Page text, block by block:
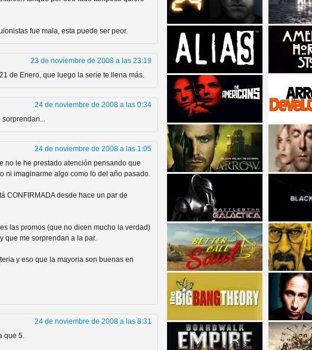
de Series de
cine y
peligro de
fue mala, esta puede ser peor.
23 de noviembre de 2008 a las 23:19
de Enero, que luego la serie te llena más.
24 de noviembre de 2008 a las 0:34
sorprendan...
24 de noviembre de 2008 a las 1:05
no le he prestado atención pensando que
ni imaginarme algo como lo del año pasado.
CONFIRMADA desde hace un par de
las promos (que no dicen mucho la verdad)
que me sorprendan a la par.
y eso que la mayoria son buenas en
24 de noviembre de 2008 a las 8:31
que 5.